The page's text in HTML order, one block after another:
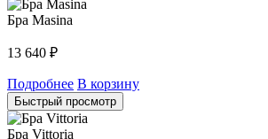
Бра Masina
13 640 ₽
Подробнее В корзину
Быстрый просмотр
Бра Vittoria